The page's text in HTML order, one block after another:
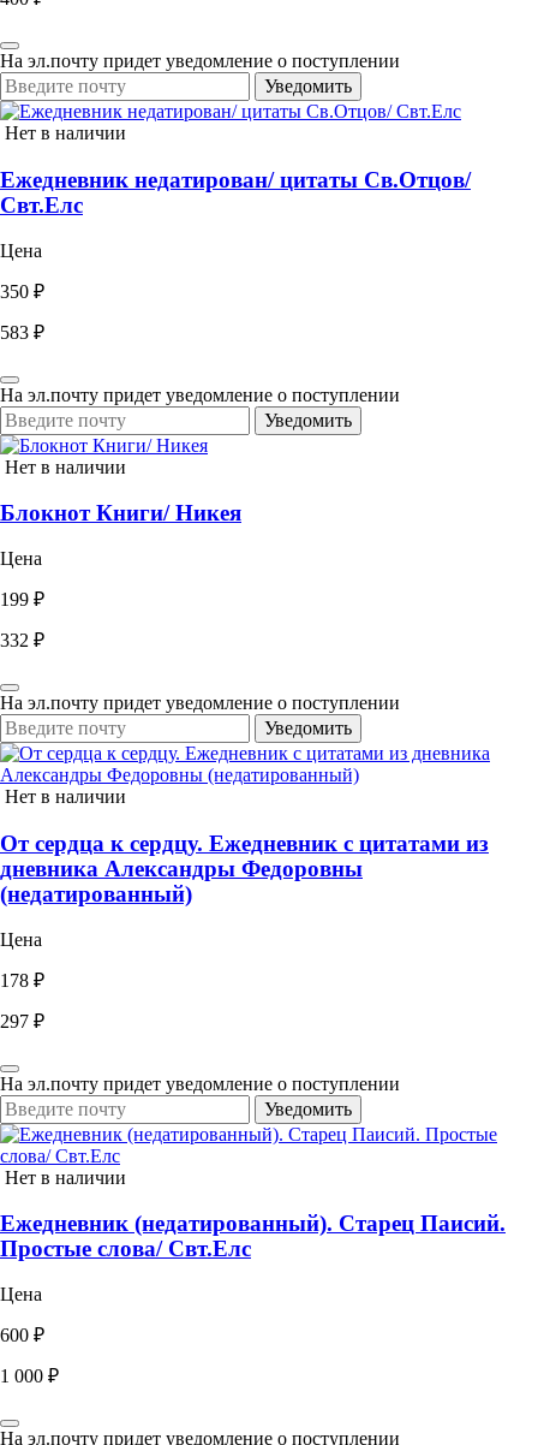
На эл.почту придет уведомление о поступлении
Уведомить
Нет в наличии
Ежедневник недатирован/ цитаты Св.Отцов/
Свт.Елс
Цена
350 ₽
583 ₽
На эл.почту придет уведомление о поступлении
Уведомить
Нет в наличии
Блокнот Книги/ Никея
Цена
199 ₽
332 ₽
На эл.почту придет уведомление о поступлении
Уведомить
Нет в наличии
От сердца к сердцу. Ежедневник с цитатами из
дневника Александры Федоровны
(недатированный)
Цена
178 ₽
297 ₽
На эл.почту придет уведомление о поступлении
Уведомить
Нет в наличии
Ежедневник (недатированный). Старец Паисий.
Простые слова/ Свт.Елс
Цена
600 ₽
1 000 ₽
На эл.почту придет уведомление о поступлении